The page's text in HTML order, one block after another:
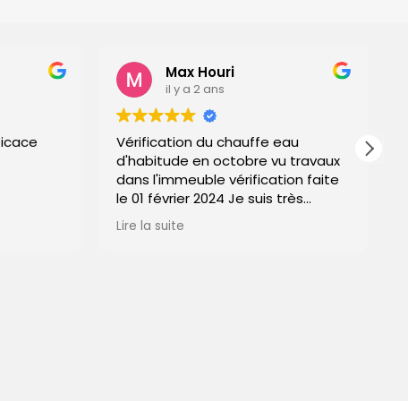
Max Houri
il y a 2 ans
Vérification du chauffe eau
d'habitude en octobre vu travaux
dans l'immeuble vérification faite
le 01 février 2024 Je suis très
content de cette entreprise délai
et tarif respectés et surtout LE
Lire la suite